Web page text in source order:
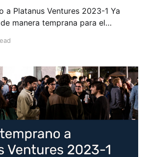
Platanus Ventures 2023-1 Ya
manera temprana para el
de las fechas oficiales en que
Eso significa que